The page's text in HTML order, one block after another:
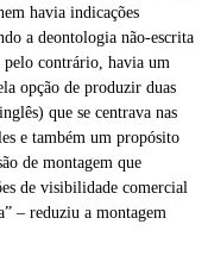
havia indicações
a deontologia não-escrita
contrário, havia um
opção de produzir duas
que se centrava nas
e também um propósito
de montagem que
de visibilidade comercial
– reduziu a montagem